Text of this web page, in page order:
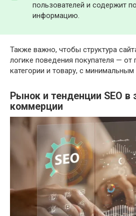
пользователей и содержит
информацию.
Также важно, чтобы структура
логике поведения покупателя — от
категории и товару, с
Рынок и тенденции SEO в
коммерции